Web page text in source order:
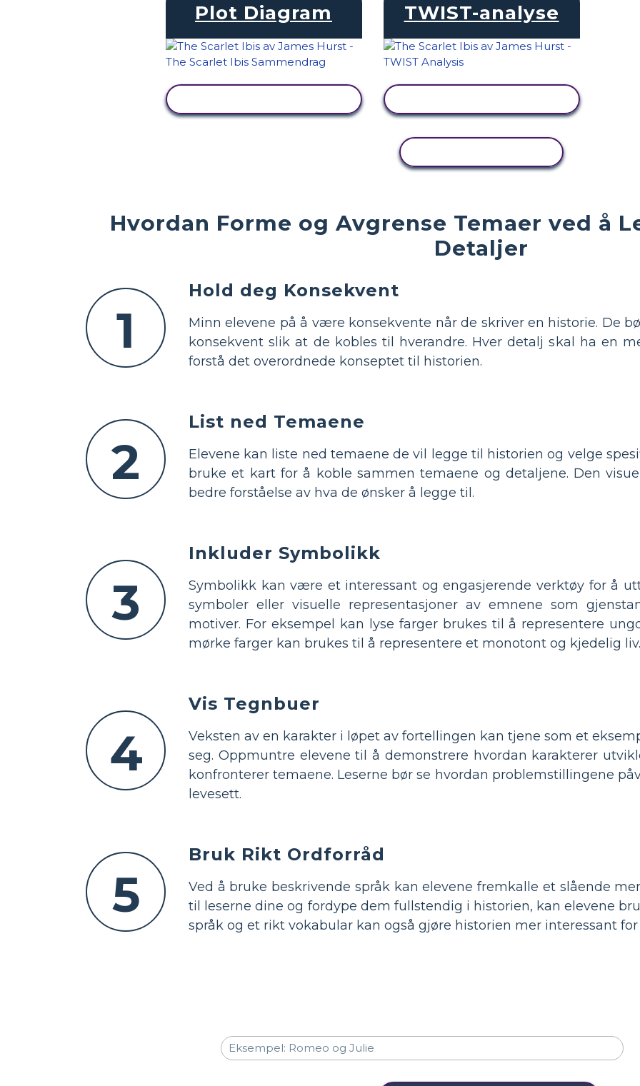
Hvordan Forme og Avgrense Temaer ved å
Detaljer
1
Hold deg Konsekvent
Minn elevene på å være konsekvente når de skriver en historie. De
konsekvent slik at de kobles til hverandre. Hver detalj skal ha en
forstå det overordnede konseptet til historien.
2
List ned Temaene
Elevene kan liste ned temaene de vil legge til historien og velge
bruke et kart for å koble sammen temaene og detaljene. Den
bedre forståelse av hva de ønsker å legge til.
3
Inkluder Symbolikk
Symbolikk kan være et interessant og engasjerende verktøy for å
symboler eller visuelle representasjoner av emnene som
motiver. For eksempel kan lyse farger brukes til å representere
mørke farger kan brukes til å representere et monotont og kjedelig liv.
4
Vis Tegnbuer
Veksten av en karakter i løpet av fortellingen kan tjene som et
seg. Oppmuntre elevene til å demonstrere hvordan karakterer
konfronterer temaene. Leserne bør se hvordan problemstillingene
levesett.
5
Bruk Rikt Ordforråd
Ved å bruke beskrivende språk kan elevene fremkalle et slående
til leserne dine og fordype dem fullstendig i historien, kan elevene
språk og et rikt vokabular kan også gjøre historien mer interessant for
Plot Diagram TWIST-analyse